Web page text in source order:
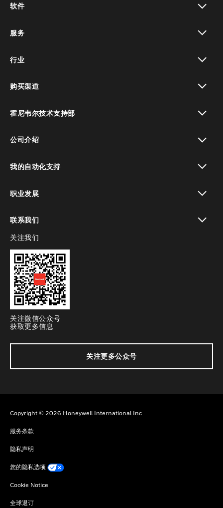
软件
服务
行业
购买渠道
霍尼韦尔技术支持部
公司介绍
我的自动化支持
职业发展
联系我们
toggle view
关注我们
关注微信公众号
获取更多信息
关注更多公众号
Copyright © 2026 Honeywell International Inc
服务条款
隐私声明
您的隐私选项
Cookie Notice
全球退订